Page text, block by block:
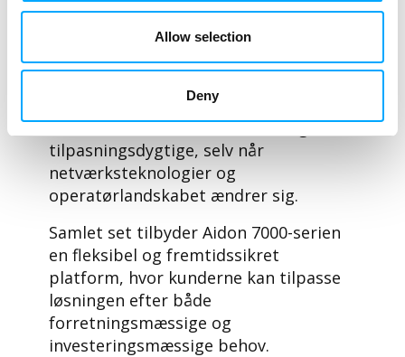
Allow selection
Deny
den bedste operatør baseret på
netværksdækning eller pris – helt
automatisk og uden menneskelig
målerinvesteringen ved at sikre, at
målerne forbliver funktionelle og
tilpasningsdygtige, selv når
netværksteknologier og
operatørlandskabet ændrer sig.
Samlet set tilbyder Aidon 7000-serien
en fleksibel og fremtidssikret
platform, hvor kunderne kan tilpasse
løsningen efter både
forretningsmæssige og
investeringsmæssige behov.